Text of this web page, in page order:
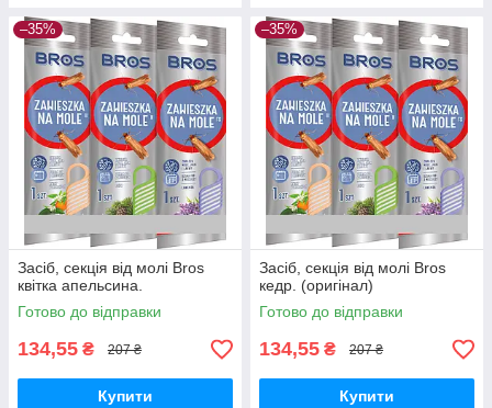
–35%
Засіб, секція від молі Bros
квітка апельсина.
Готово до відправки
134,55 ₴ 207 ₴
Купити
–35%
Засіб, секція від молі Bros
кедр. (оригінал)
Готово до відправки
134,55 ₴ 207 ₴
Купити